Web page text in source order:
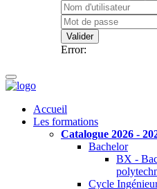
Valider
Error:
Accueil
Les formations
Catalogue 2026 -
Bachelor
BX -
Cycle